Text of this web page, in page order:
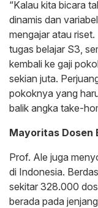
“Kalau kita bicara
dinamis dan
mengajar atau
tugas belajar S3,
kembali ke gaji
sekian juta.
pokoknya yang
balik angka take-
Mayoritas Dosen
Prof. Ale juga
di Indonesia.
sekitar 328.000
berada pada